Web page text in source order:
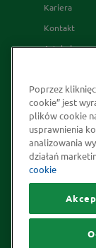
Kariera
Kontakt
Artykuły
Skąd
Strategia
Społeczna
Kakao
pozyskiwane
Prawa
Poprzez
cookie” jest
plików cookie
usprawnienia
analizowania
działań
cookie